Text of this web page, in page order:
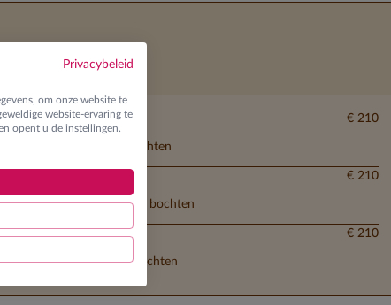
Privacybeleid
om onze website te
website-ervaring te
opent u de instellingen.
afdalen in ploegbochten
€ 210
afdalen in elementaire bochten
€ 210
afdalen in parallelbochten
€ 210